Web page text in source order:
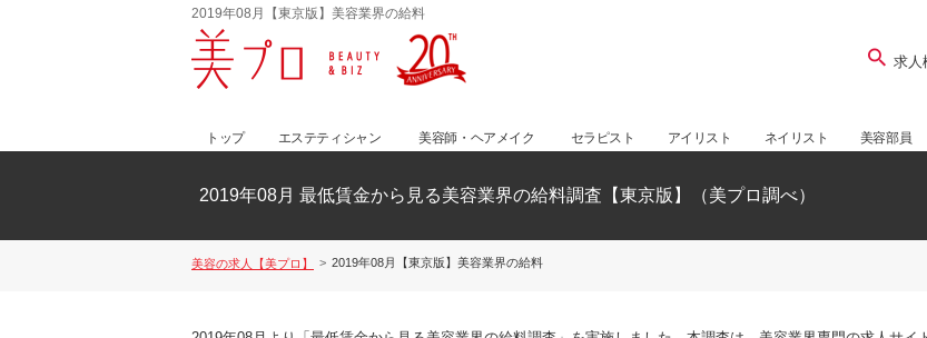
2019年08月【東京版】美容業界の給料
求人
トップ エステティシャン 美容師・ヘアメイク セラピスト アイリスト ネイリスト 美容部員
2019年08月 最低賃金から見る美容業界の給料調査【東京版】（美プロ調べ）
美容の求人【美プロ】 2019年08月【東京版】美容業界の給料